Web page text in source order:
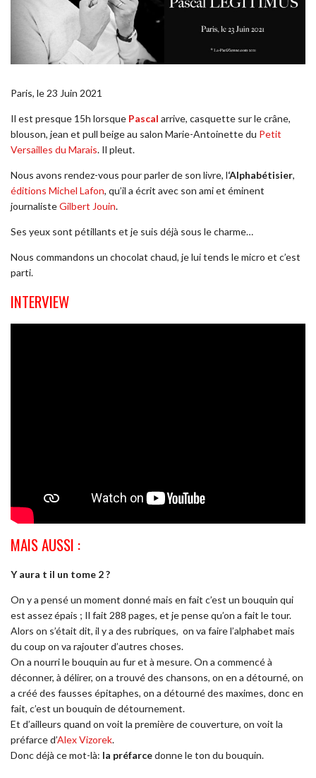
Paris, le 23 Juin 2021
Il est presque 15h lorsque Pascal arrive, casquette sur le crâne,
blouson, jean et pull beige au salon Marie-Antoinette du Petit
Versailles du Marais. Il pleut.
Nous avons rendez-vous pour parler de son livre, l‘Alphabétisier,
éditions Michel Lafon, qu’il a écrit avec son ami et éminent
journalisteGilbert Jouin.
Ses yeux sont pétillants et je suis déjà sous le charme…
Nous commandons un chocolat chaud, je lui tends le micro et c’est
parti.
INTERVIEW
MAIS AUSSI :
Y aura t il un tome 2 ?
On y a pensé un moment donné mais en fait c’est un bouquin qui
est assez épais ; Il fait 288 pages, et je pense qu’on a fait le tour.
Alors on s’était dit, il y a des rubriques, on va faire l’alphabet mais
du coup on va rajouter d’autres choses.
On a nourri le bouquin au fur et à mesure. On a commencé à
déconner, à délirer, on a trouvé des chansons, on en a détourné, on
a créé des fausses épitaphes, on a détourné des maximes, donc en
fait, c’est un bouquin de détournement.
Et d’ailleurs quand on voit la première de couverture, on voit la
préfarce d’Alex Vizorek.
Donc déjà ce mot-là: la préfarcedonne le ton du bouquin.